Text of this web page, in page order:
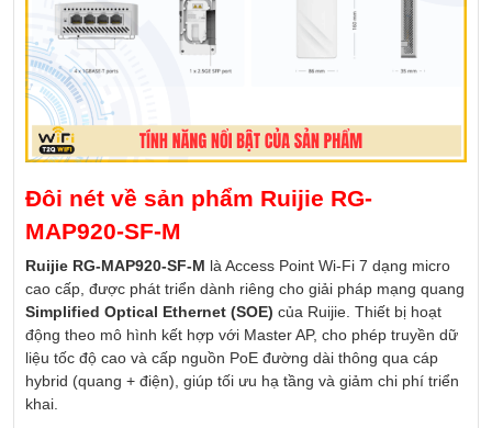
Đôi nét về sản phẩm Ruijie RG-
MAP920-SF-M
Ruijie RG-MAP920-SF-M là Access Point Wi-Fi 7 dạng micro
cao cấp, được phát triển dành riêng cho giải pháp mạng quang
Simplified Optical Ethernet (SOE) của Ruijie. Thiết bị hoạt
động theo mô hình kết hợp với Master AP, cho phép truyền dữ
liệu tốc độ cao và cấp nguồn PoE đường dài thông qua cáp
hybrid (quang + điện), giúp tối ưu hạ tầng và giảm chi phí triển
khai.